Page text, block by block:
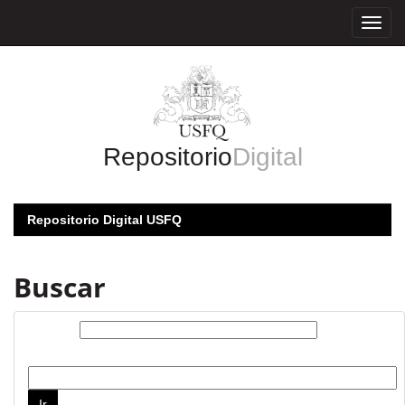
RepositorioDigital
Repositorio Digital USFQ
Buscar